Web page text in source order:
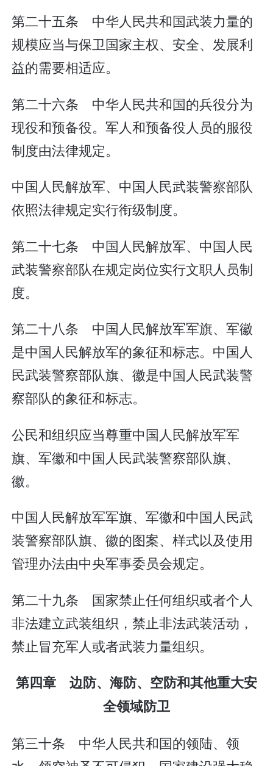
第二十五条 中华人民共和国武装力量的
规模应当与保卫国家主权、安全、发展利
益的需要相适应。
第二十六条 中华人民共和国的兵役分为
现役和预备役。军人和预备役人员的服役
制度由法律规定。
中国人民解放军、中国人民武装警察部队
依照法律规定实行衔级制度。
第二十七条 中国人民解放军、中国人民
武装警察部队在规定岗位实行文职人员制
度。
第二十八条 中国人民解放军军旗、军徽
是中国人民解放军的象征和标志。中国人
民武装警察部队旗、徽是中国人民武装警
察部队的象征和标志。
公民和组织应当尊重中国人民解放军军
旗、军徽和中国人民武装警察部队旗、
徽。
中国人民解放军军旗、军徽和中国人民武
装警察部队旗、徽的图案、样式以及使用
管理办法由中央军事委员会规定。
第二十九条 国家禁止任何组织或者个人
非法建立武装组织，禁止非法武装活动，
禁止冒充军人或者武装力量组织。
第四章 边防、海防、空防和其他重大安
全领域防卫
第三十条 中华人民共和国的领陆、领